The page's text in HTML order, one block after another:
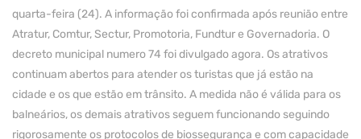
quarta-feira (24). A informação foi confirmada após reunião entre
Atratur, Comtur, Sectur, Promotoria, Fundtur e Governadoria. O
decreto municipal numero 74 foi divulgado agora. Os atrativos
continuam abertos para atender os turistas que já estão na
cidade e os que estão em trânsito. A medida não é válida para os
balneários, os demais atrativos seguem funcionando seguindo
rigorosamente os protocolos de biossegurança e com capacidade